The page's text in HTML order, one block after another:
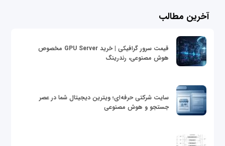
آخرین مطالب
قیمت سرور گرافیکی | خرید GPU Server مخصوص
هوش مصنوعی، رندرینگ
سایت شرکتی حرفه‌ای؛ ویترین دیجیتال شما در عصر
جستجو و هوش مصنوعی